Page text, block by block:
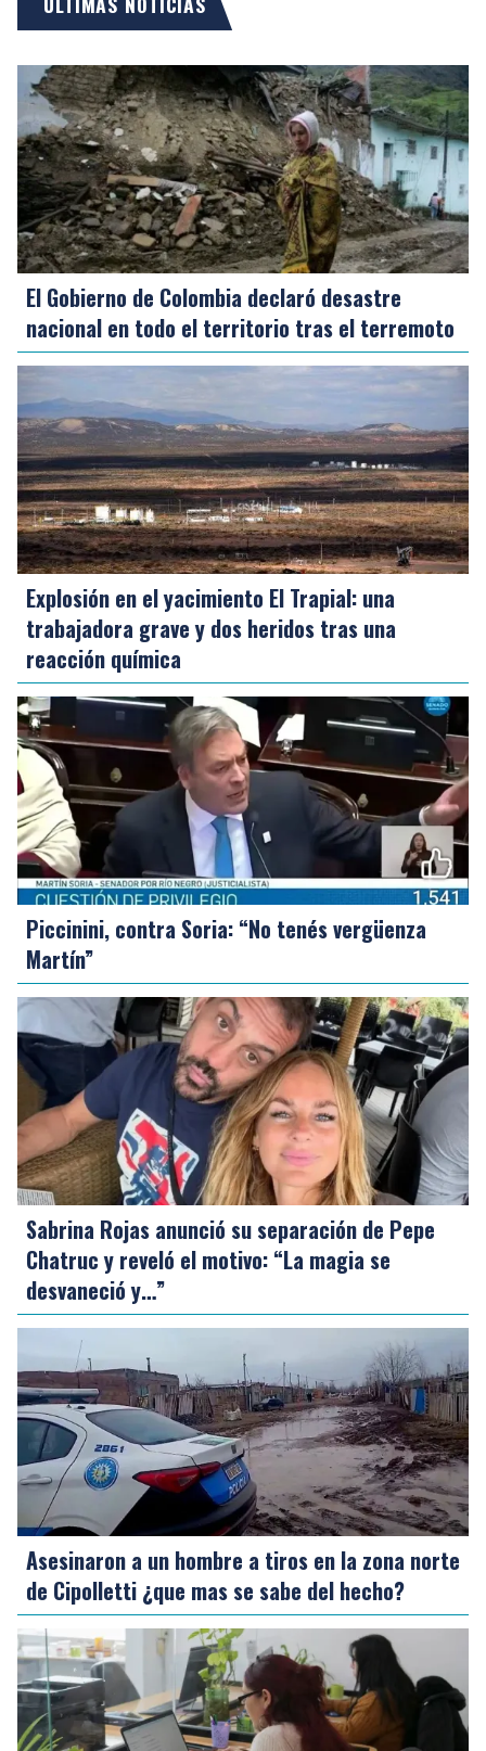
El Gobierno de Colombia declaró desastre
nacional en todo el territorio tras el terremoto
Explosión en el yacimiento El Trapial: una
trabajadora grave y dos heridos tras una
reacción química
Piccinini, contra Soria: “No tenés vergüenza
Martín”
Sabrina Rojas anunció su separación de Pepe
Chatruc y reveló el motivo: “La magia se
desvaneció y…”
Asesinaron a un hombre a tiros en la zona norte
de Cipolletti ¿que mas se sabe del hecho?